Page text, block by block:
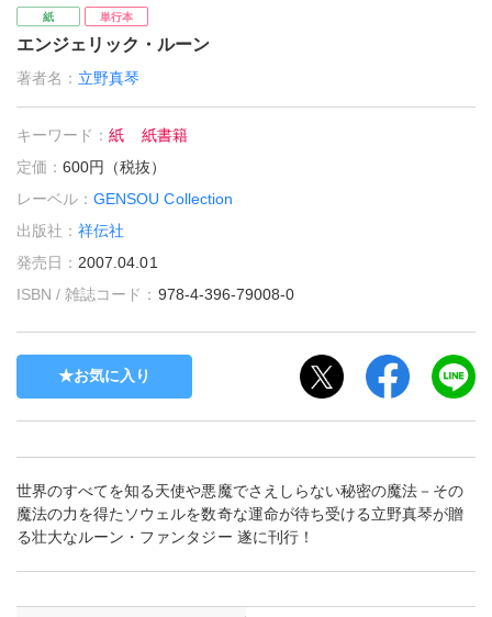
紙 単行本
エンジェリック・ルーン
著者名： 立野真琴
キーワード：紙
紙書籍
定価：600円（税抜）
レーベル：GENSOU Collection
出版社：祥伝社
発売日： 2007.04.01
ISBN / 雑誌コード： 978-4-396-79008-0
お気に入り
世界のすべてを知る天使や悪魔でさえしらない秘密の魔法－その
魔法の力を得たソウェルを数奇な運命が待ち受ける立野真琴が贈
る壮大なルーン・ファンタジー 遂に刊行！